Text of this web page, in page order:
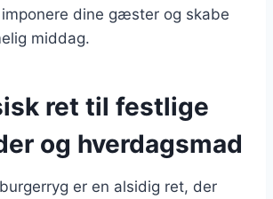
dine gæster og skabe
middag.
ret til festlige
og hverdagsmad
er en alsidig ret, der